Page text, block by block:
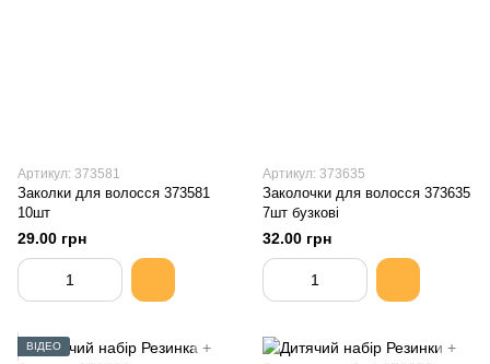
Артикул: 373581
Заколки для волосся 373581
10шт
29.00 грн
Артикул: 373635
Заколочки для волосся 373635
7шт бузкові
32.00 грн
ВІДЕО